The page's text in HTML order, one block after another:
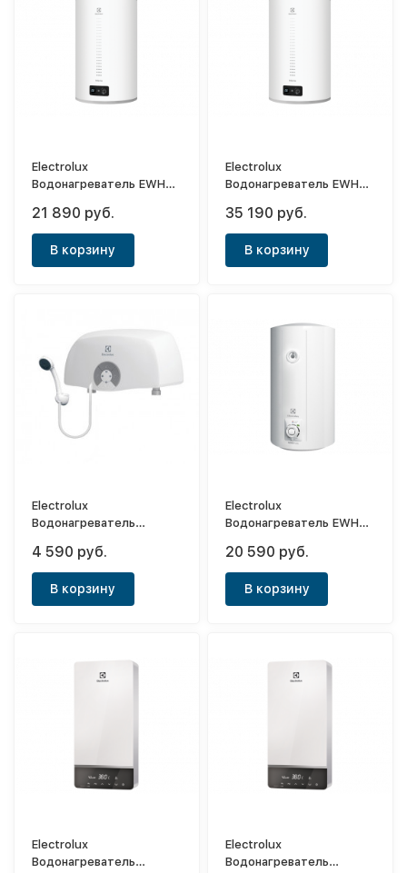
Electrolux
Водонагреватель EWH
21 890 руб.
В корзину
Electrolux
Водонагреватель EWH
35 190 руб.
В корзину
Electrolux
Водонагреватель
проточный Smartfix 2.0 S
(3,5 kW) - душ
4 590 руб.
В корзину
Electrolux
Водонагреватель EWH
20 590 руб.
В корзину
Electrolux
Водонагреватель
Electrolux
Водонагреватель